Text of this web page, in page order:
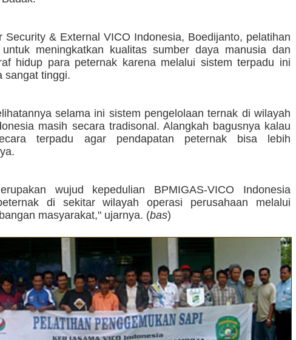
Security & External VICO Indonesia, Boedijanto, pelatihan
meningkatkan kualitas sumber daya manusia dan
hidup para peternak karena melalui sistem terpadu ini
sangat tinggi.
selama ini sistem pengelolaan ternak di wilayah
masih secara tradisonal. Alangkah bagusnya kalau
terpadu agar pendapatan peternak bisa lebih
wujud kepedulian BPMIGAS-VICO Indonesia
di sekitar wilayah operasi perusahaan melalui
masyarakat," ujarnya. (bas)